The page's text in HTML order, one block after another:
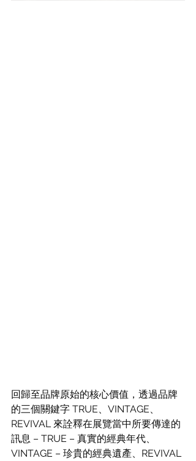
回歸至品牌原始的核心價值，透過品牌
的三個關鍵字 TRUE、VINTAGE、
REVIVAL 來詮釋在展覽當中所要傳達的
訊息 – TRUE – 真實的經典年代、
VINTAGE – 珍貴的經典遺產、REVIVAL